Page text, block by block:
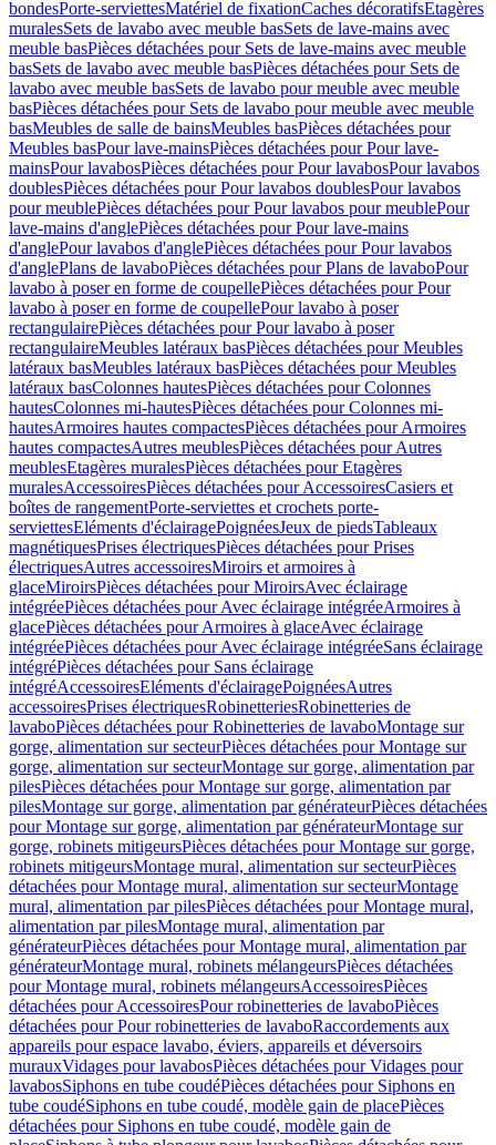
bondesPorte-serviettesMatériel de fixationCaches décoratifsEtagères
muralesSets de lavabo avec meuble basSets de lave-mains avec
meuble basPièces détachées pour Sets de lave-mains avec meuble
basSets de lavabo avec meuble basPièces détachées pour Sets de
lavabo avec meuble basSets de lavabo pour meuble avec meuble
basPièces détachées pour Sets de lavabo pour meuble avec meuble
basMeubles de salle de bainsMeubles basPièces détachées pour
Meubles basPour lave-mainsPièces détachées pour Pour lave-
mainsPour lavabosPièces détachées pour Pour lavabosPour lavabos
doublesPièces détachées pour Pour lavabos doublesPour lavabos
pour meublePièces détachées pour Pour lavabos pour meublePour
lave-mains d'anglePièces détachées pour Pour lave-mains
d'anglePour lavabos d'anglePièces détachées pour Pour lavabos
d'anglePlans de lavaboPièces détachées pour Plans de lavaboPour
lavabo à poser en forme de coupellePièces détachées pour Pour
lavabo à poser en forme de coupellePour lavabo à poser
rectangulairePièces détachées pour Pour lavabo à poser
rectangulaireMeubles latéraux basPièces détachées pour Meubles
latéraux basMeubles latéraux basPièces détachées pour Meubles
latéraux basColonnes hautesPièces détachées pour Colonnes
hautesColonnes mi-hautesPièces détachées pour Colonnes mi-
hautesArmoires hautes compactesPièces détachées pour Armoires
hautes compactesAutres meublesPièces détachées pour Autres
meublesEtagères muralesPièces détachées pour Etagères
muralesAccessoiresPièces détachées pour AccessoiresCasiers et
boîtes de rangementPorte-serviettes et crochets porte-
serviettesEléments d'éclairagePoignéesJeux de piedsTableaux
magnétiquesPrises électriquesPièces détachées pour Prises
électriquesAutres accessoiresMiroirs et armoires à
glaceMiroirsPièces détachées pour MiroirsAvec éclairage
intégréePièces détachées pour Avec éclairage intégréeArmoires à
glacePièces détachées pour Armoires à glaceAvec éclairage
intégréePièces détachées pour Avec éclairage intégréeSans éclairage
intégréPièces détachées pour Sans éclairage
intégréAccessoiresEléments d'éclairagePoignéesAutres
accessoiresPrises électriquesRobinetteriesRobinetteries de
lavaboPièces détachées pour Robinetteries de lavaboMontage sur
gorge, alimentation sur secteurPièces détachées pour Montage sur
gorge, alimentation sur secteurMontage sur gorge, alimentation par
pilesPièces détachées pour Montage sur gorge, alimentation par
pilesMontage sur gorge, alimentation par générateurPièces détachées
pour Montage sur gorge, alimentation par générateurMontage sur
gorge, robinets mitigeursPièces détachées pour Montage sur gorge,
robinets mitigeursMontage mural, alimentation sur secteurPièces
détachées pour Montage mural, alimentation sur secteurMontage
mural, alimentation par pilesPièces détachées pour Montage mural,
alimentation par pilesMontage mural, alimentation par
générateurPièces détachées pour Montage mural, alimentation par
générateurMontage mural, robinets mélangeursPièces détachées
pour Montage mural, robinets mélangeursAccessoiresPièces
détachées pour AccessoiresPour robinetteries de lavaboPièces
détachées pour Pour robinetteries de lavaboRaccordements aux
appareils pour espace lavabo, éviers, appareils et déversoirs
murauxVidages pour lavabosPièces détachées pour Vidages pour
lavabosSiphons en tube coudéPièces détachées pour Siphons en
tube coudéSiphons en tube coudé, modèle gain de placePièces
détachées pour Siphons en tube coudé, modèle gain de